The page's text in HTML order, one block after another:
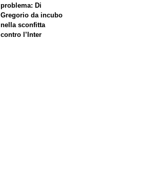
problema: Di
Gregorio da incubo
nella sconfitta
contro l’Inter